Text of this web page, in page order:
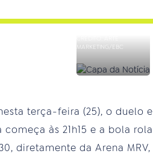
MARKETING/EBC
terça-feira (25), o duelo
às 21h15 e a bola
diretamente da Arena